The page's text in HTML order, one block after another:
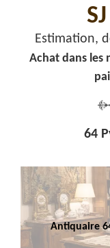
Estimation,
Achat dans les
64
Antiquaire